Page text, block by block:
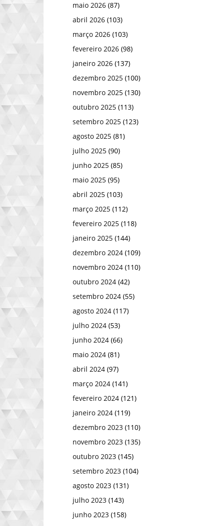
maio 2026 (87)
abril 2026 (103)
março 2026 (103)
fevereiro 2026 (98)
janeiro 2026 (137)
dezembro 2025 (100)
novembro 2025 (130)
outubro 2025 (113)
setembro 2025 (123)
agosto 2025 (81)
julho 2025 (90)
junho 2025 (85)
maio 2025 (95)
abril 2025 (103)
março 2025 (112)
fevereiro 2025 (118)
janeiro 2025 (144)
dezembro 2024 (109)
novembro 2024 (110)
outubro 2024 (42)
setembro 2024 (55)
agosto 2024 (117)
julho 2024 (53)
junho 2024 (66)
maio 2024 (81)
abril 2024 (97)
março 2024 (141)
fevereiro 2024 (121)
janeiro 2024 (119)
dezembro 2023 (110)
novembro 2023 (135)
outubro 2023 (145)
setembro 2023 (104)
agosto 2023 (131)
julho 2023 (143)
junho 2023 (158)